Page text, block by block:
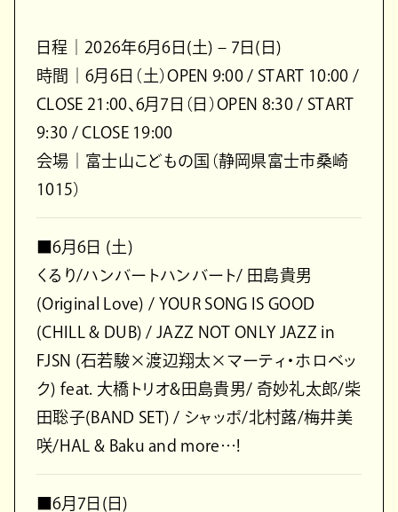
日程｜2026年6⽉6⽇(⼟) – 7⽇(⽇)
時間｜6⽉6⽇（⼟）OPEN 9:00 / START 10:00 /
CLOSE 21:00、6⽉7⽇（⽇）OPEN 8:30 / START
9:30 / CLOSE 19:00
会場｜富士山こどもの国（静岡県富士市桑崎
1015）
■6月6日 (土)
くるり/ハンバートハンバート/ 田島貴男
(Original Love) / YOUR SONG IS GOOD
(CHILL & DUB) / JAZZ NOT ONLY JAZZ in
FJSN (石若駿×渡辺翔太×マーティ・ホロベッ
ク) feat. 大橋トリオ&田島貴男/ 奇妙礼太郎/柴
田聡子(BAND SET) / シャッポ/北村蕗/梅井美
咲/HAL & Baku and more…!
■6月7日(日)